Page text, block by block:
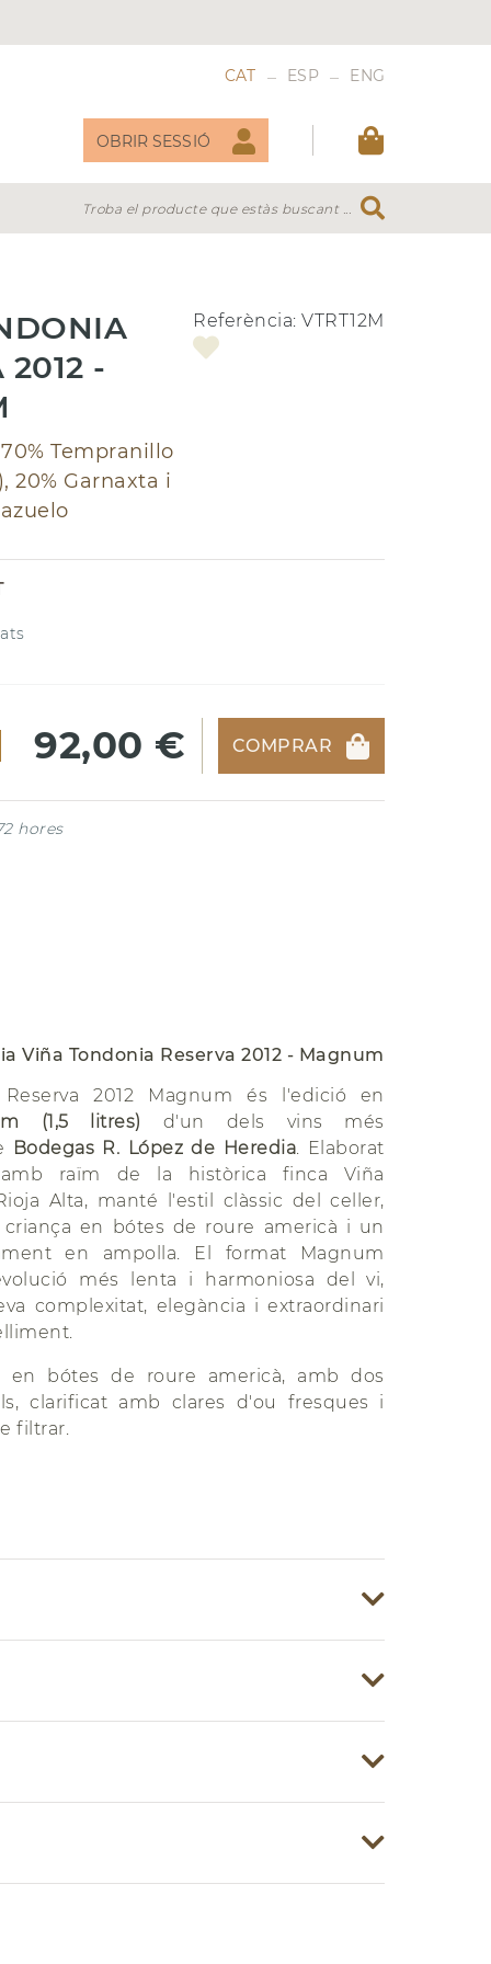
CAT ESP ENG
OBRIR SESSIÓ
Troba el producte que estàs buscant ...
2012 -
70% Tempranillo
20% Garnaxta i
Referència:VTRT12M
92,00 € COMPRAR
hores
Viña Tondonia Reserva 2012 - Magnum
2012 Magnum és l'edició en
(1,5 litres)
d'un dels vins més
Bodegas R. López de Heredia . Elaborat
amb raïm de la històrica finca Viña
Alta, manté l'estil clàssic del celler,
en bótes de roure americà i un
en ampolla. El format Magnum
més lenta i harmoniosa del vi,
complexitat, elegància i extraordinari
en bótes de roure americà, amb dos
clarificat amb clares d'ou fresques i
filtrar.